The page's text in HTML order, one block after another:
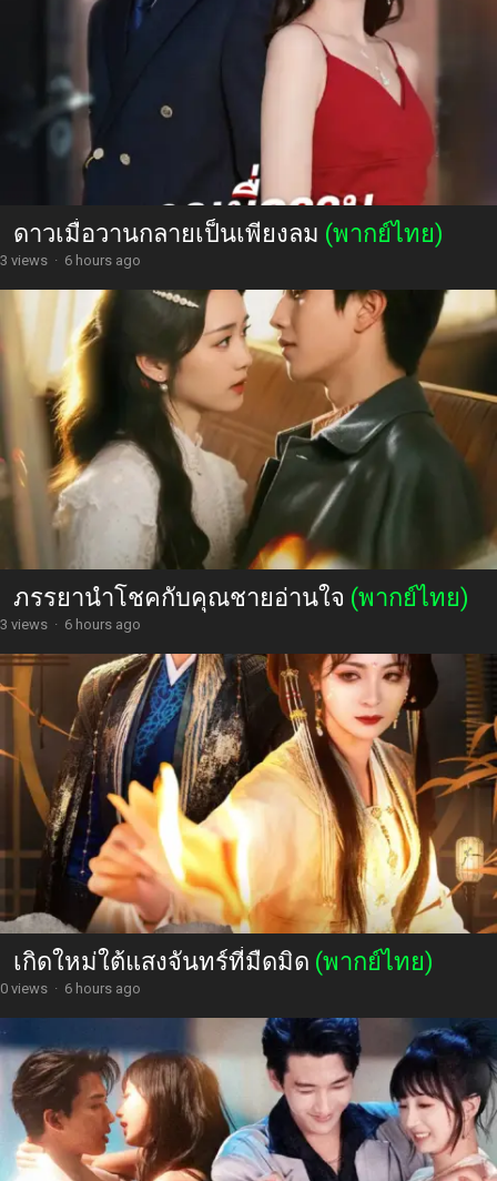
ดาวเมื่อวานกลายเป็นเพียงลม (พากย์ไทย)
3 views · 6 hours ago
ภรรยานำโชคกับคุณชายอ่านใจ (พากย์ไทย)
3 views · 6 hours ago
เกิดใหม่ใต้แสงจันทร์ที่มืดมิด (พากย์ไทย)
0 views · 6 hours ago